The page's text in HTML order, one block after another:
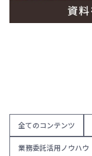
全てのコンテンツ
業務委託活用ノウハウ